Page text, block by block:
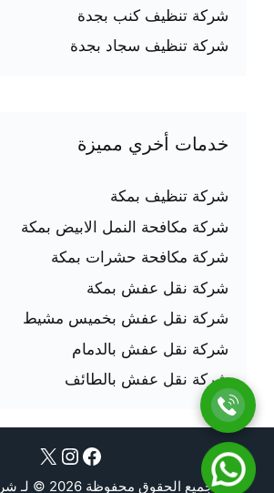
شركة تنظيف كنب بجدة
شركة تنظيف سجاد بجدة
خدمات أخري مميزة
شركة تنظيف بمكة
شركة مكافحة النمل الابيض بمكة
شركة مكافحة حشرات بمكة
شركة نقل عفش بمكة
شركة نقل عفش بخميس مشيط
شركة نقل عفش بالدمام
شركة نقل عفش بالطائف
فيسبوك
إنستجرام
إكس
جميع الحقوق محفوظة 2026 © لـ شركة بروج جدة